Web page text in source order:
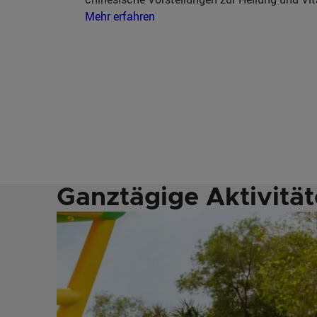
Mehr erfahren
Ganztägige